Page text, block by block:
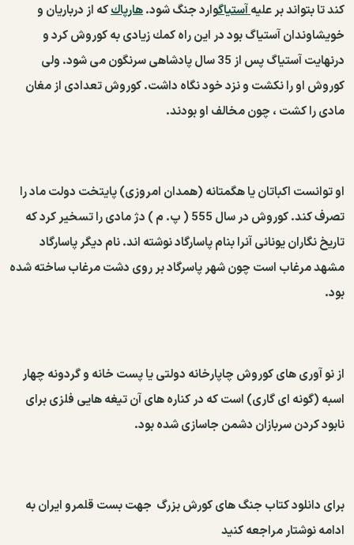
كند تا بتواند بر علیهآستیاگوارد جنگ شود.هارپاككه از درباریان و
خویشاوندان آستیاگ بود در این راه كمك زیادی به كوروش كرد و
درنهایت آستیاگ پس از 35 سال پادشاهی سرنگون می شود. ولی
كوروش او را نكشت و نزد خود نگاه داشت. كوروش تعدادی از مغان
مادی را كشت ، چون مخالف او بودند.
او توانست اكباتان یا هگمتانه (همدان امروزی) پایتخت دولت ماد را
تصرف كند. كوروش در سال 555 ( پ. م ) دژ مادی را تسخیر كرد كه
تاریخ نگاران یونانی آنرا بنام پاسارگاد نوشته اند. نام دیگر پاسارگاد
مشهد مرغاب است چون شهر پاسرگاد بر روی دشت مرغاب ساخته شده
بود.
از نو آوری های كوروش چاپارخانه دولتی یا پست خانه و گردونه چهار
اسبه (گونه ای گاری) است كه در كناره های آن تیغه هایی فلزی برای
نابود كردن سربازان دشمن جاسازی شده بود.
برای دانلود کتاب جنگ های کورش بزرگ جهت بست قلمرو ایران به
ادامه نوشتار مراجعه کنید